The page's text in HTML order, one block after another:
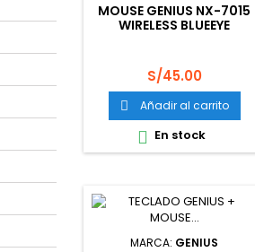
MOUSE GENIUS NX-7015
WIRELESS BLUEEYE
Precio
S/45.00
 Añadir al carrito
 En stock
MARCA: GENIUS